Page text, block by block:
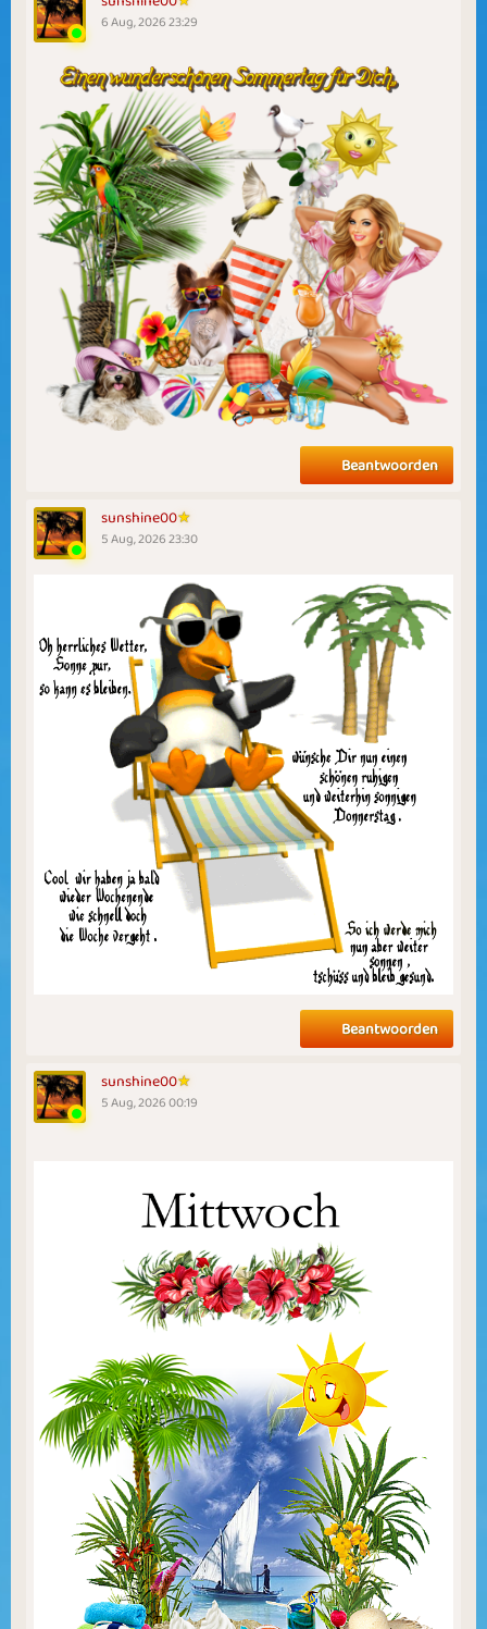
6 Aug, 2026 23:29
Beantwoorden
sunshine00
5 Aug, 2026 23:30
Beantwoorden
sunshine00
5 Aug, 2026 00:19